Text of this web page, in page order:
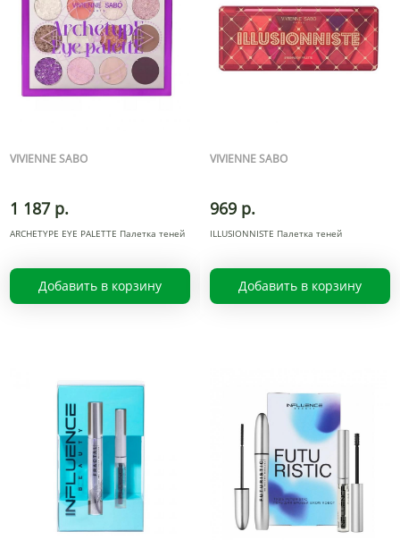
VIVIENNE SABO
1 187 р.
ARCHETYPE EYE PALETTE Палетка теней
Добавить в корзину
VIVIENNE SABO
969 р.
ILLUSIONNISTE Палетка теней
Добавить в корзину